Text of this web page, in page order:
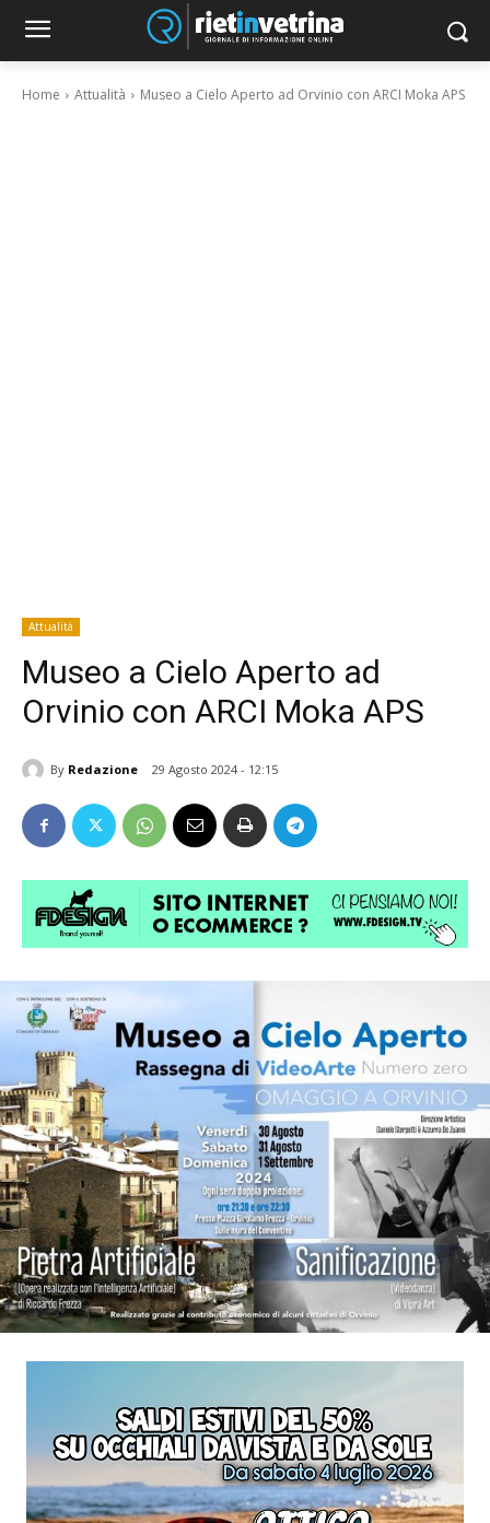
Home Attualità Museo a Cielo Aperto ad Orvinio con ARCI Moka APS
Attualità
Museo a Cielo Aperto ad
Orvinio con ARCI Moka APS
By Redazione 29 Agosto 2024 - 12:15